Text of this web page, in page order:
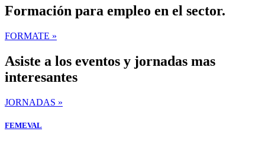
Formación para empleo en el sector.
FORMATE »
Asiste a los eventos y jornadas mas
interesantes
JORNADAS »
FEMEVAL